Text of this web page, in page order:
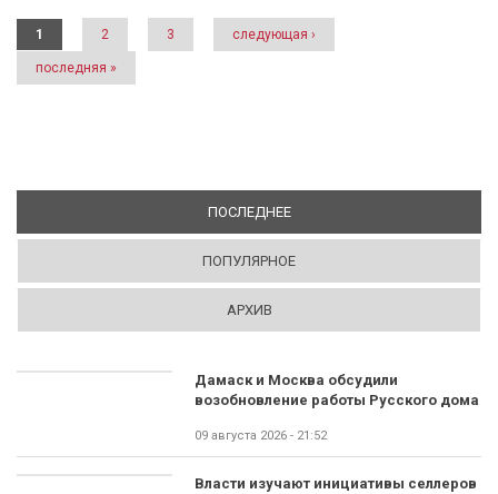
Страницы
1 2 3 следующая ›
последняя »
ПОСЛЕДНЕЕ(АКТИВНАЯ ВКЛАДКА)
ПОПУЛЯРНОЕ
АРХИВ
Дамаск и Москва обсудили
возобновление работы Русского дома
09 августа 2026 - 21:52
Власти изучают инициативы селлеров